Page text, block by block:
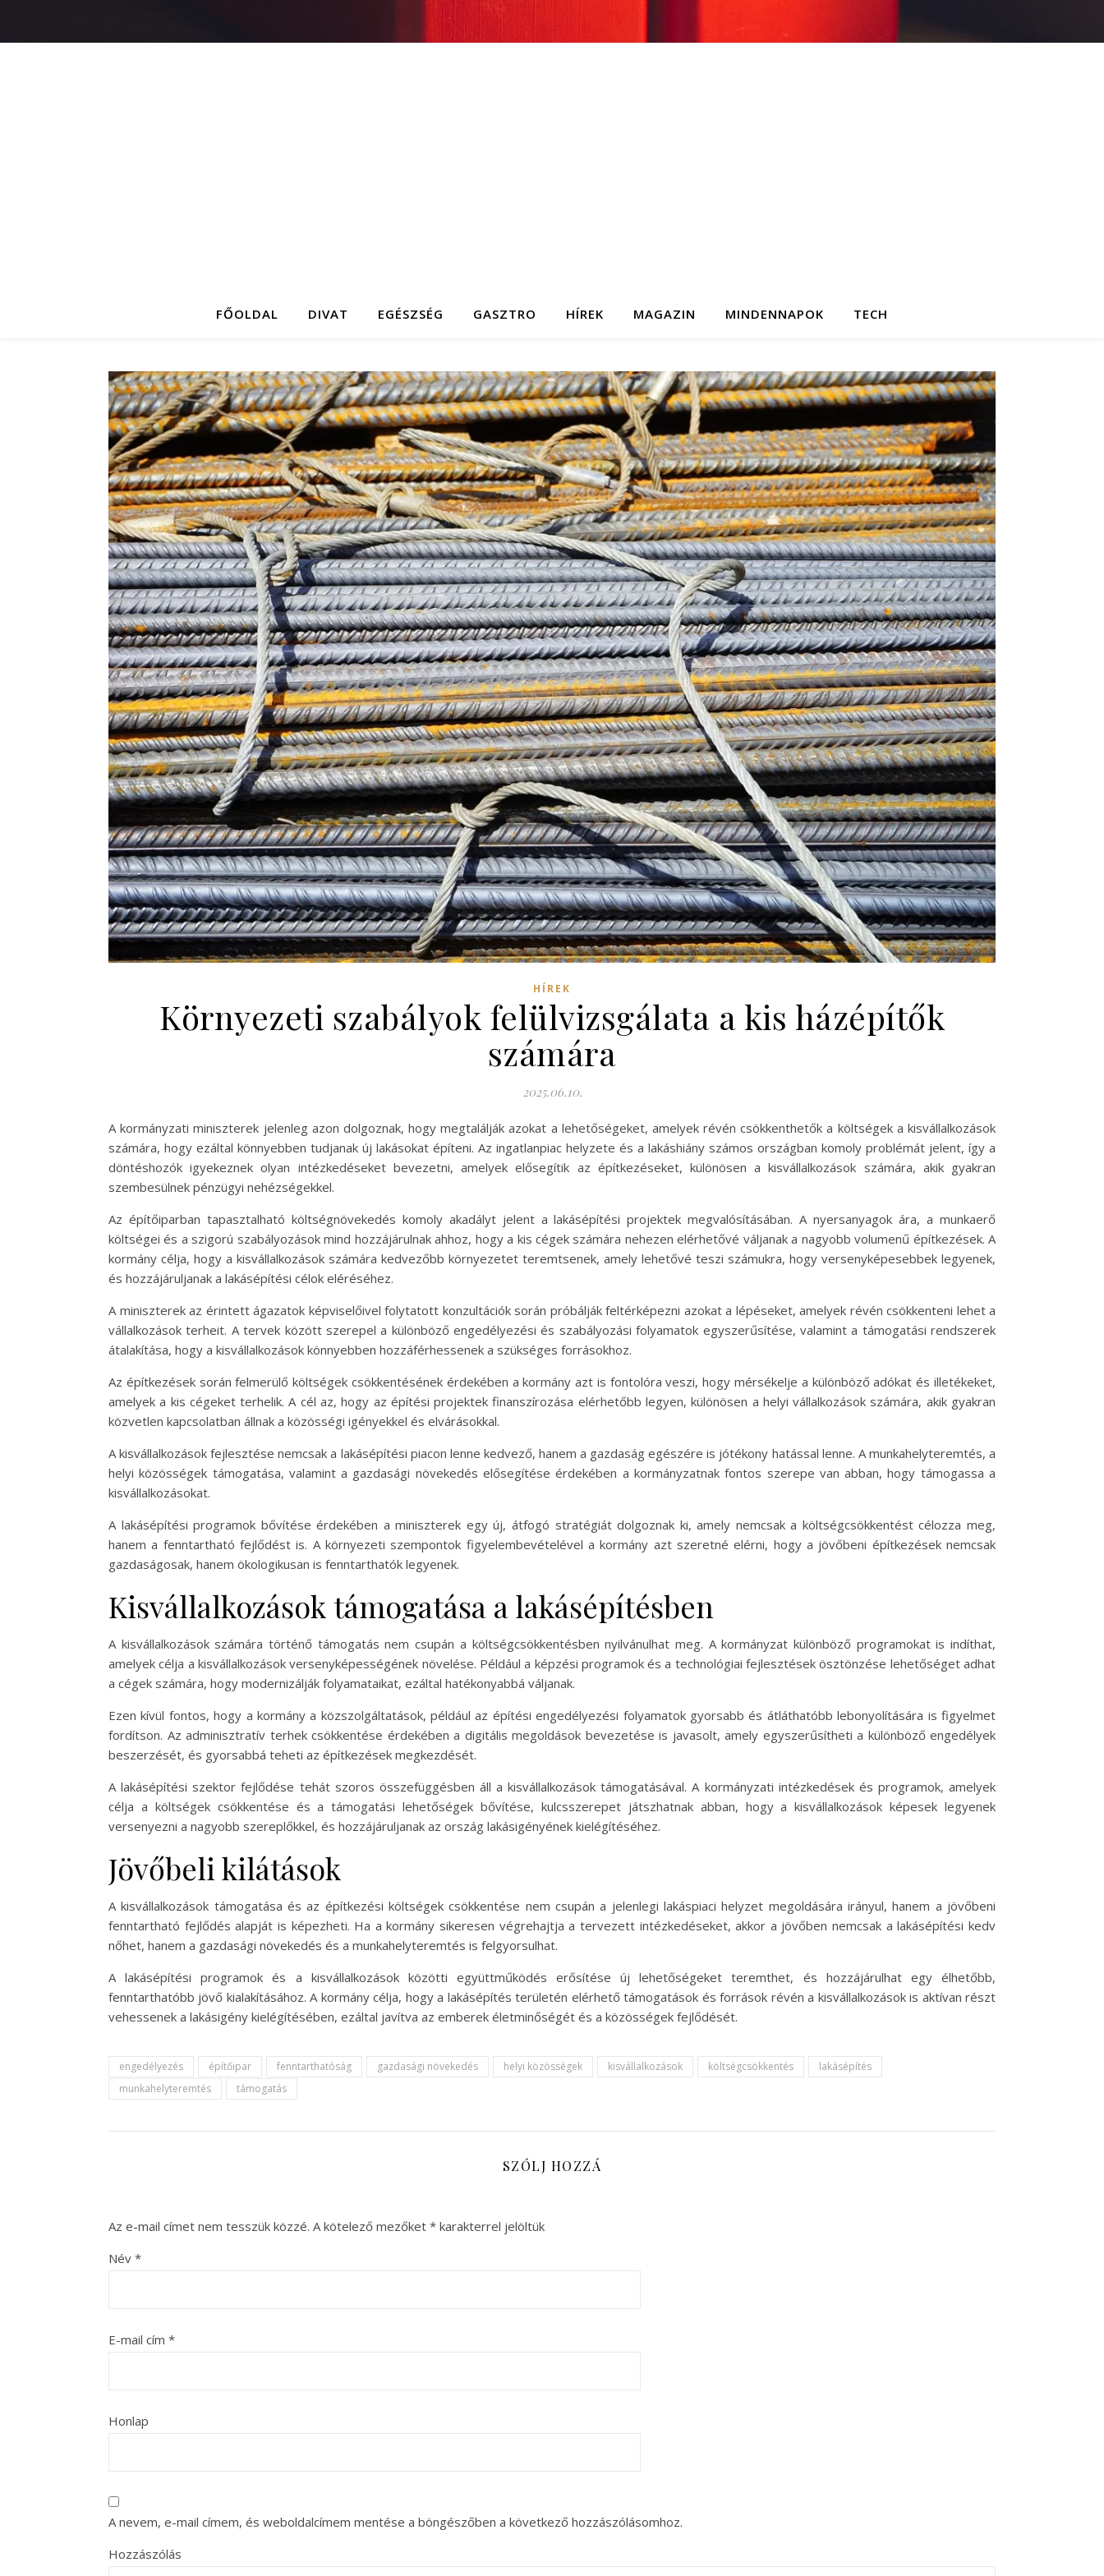
FŐOLDAL DIVAT EGÉSZSÉG GASZTRO HÍREK MAGAZIN MINDENNAPOK TECH
HÍREK
Környezeti szabályok felülvizsgálata a kis házépítők
számára
2025.06.10.
A kormányzati miniszterek jelenleg azon dolgoznak, hogy megtalálják azokat a lehetőségeket, amelyek révén csökkenthetők a költségek a kisvállalkozások
számára, hogy ezáltal könnyebben tudjanak új lakásokat építeni. Az ingatlanpiac helyzete és a lakáshiány számos országban komoly problémát jelent, így a
döntéshozók igyekeznek olyan intézkedéseket bevezetni, amelyek elősegítik az építkezéseket, különösen a kisvállalkozások számára, akik gyakran
szembesülnek pénzügyi nehézségekkel.
Az építőiparban tapasztalható költségnövekedés komoly akadályt jelent a lakásépítési projektek megvalósításában. A nyersanyagok ára, a munkaerő
költségei és a szigorú szabályozások mind hozzájárulnak ahhoz, hogy a kis cégek számára nehezen elérhetővé váljanak a nagyobb volumenű építkezések. A
kormány célja, hogy a kisvállalkozások számára kedvezőbb környezetet teremtsenek, amely lehetővé teszi számukra, hogy versenyképesebbek legyenek,
és hozzájáruljanak a lakásépítési célok eléréséhez.
A miniszterek az érintett ágazatok képviselőivel folytatott konzultációk során próbálják feltérképezni azokat a lépéseket, amelyek révén csökkenteni lehet a
vállalkozások terheit. A tervek között szerepel a különböző engedélyezési és szabályozási folyamatok egyszerűsítése, valamint a támogatási rendszerek
átalakítása, hogy a kisvállalkozások könnyebben hozzáférhessenek a szükséges forrásokhoz.
Az építkezések során felmerülő költségek csökkentésének érdekében a kormány azt is fontolóra veszi, hogy mérsékelje a különböző adókat és illetékeket,
amelyek a kis cégeket terhelik. A cél az, hogy az építési projektek finanszírozása elérhetőbb legyen, különösen a helyi vállalkozások számára, akik gyakran
közvetlen kapcsolatban állnak a közösségi igényekkel és elvárásokkal.
A kisvállalkozások fejlesztése nemcsak a lakásépítési piacon lenne kedvező, hanem a gazdaság egészére is jótékony hatással lenne. A munkahelyteremtés, a
helyi közösségek támogatása, valamint a gazdasági növekedés elősegítése érdekében a kormányzatnak fontos szerepe van abban, hogy támogassa a
kisvállalkozásokat.
A lakásépítési programok bővítése érdekében a miniszterek egy új, átfogó stratégiát dolgoznak ki, amely nemcsak a költségcsökkentést célozza meg,
hanem a fenntartható fejlődést is. A környezeti szempontok figyelembevételével a kormány azt szeretné elérni, hogy a jövőbeni építkezések nemcsak
gazdaságosak, hanem ökologikusan is fenntarthatók legyenek.
Kisvállalkozások támogatása a lakásépítésben
A kisvállalkozások számára történő támogatás nem csupán a költségcsökkentésben nyilvánulhat meg. A kormányzat különböző programokat is indíthat,
amelyek célja a kisvállalkozások versenyképességének növelése. Például a képzési programok és a technológiai fejlesztések ösztönzése lehetőséget adhat
a cégek számára, hogy modernizálják folyamataikat, ezáltal hatékonyabbá váljanak.
Ezen kívül fontos, hogy a kormány a közszolgáltatások, például az építési engedélyezési folyamatok gyorsabb és átláthatóbb lebonyolítására is figyelmet
fordítson. Az adminisztratív terhek csökkentése érdekében a digitális megoldások bevezetése is javasolt, amely egyszerűsítheti a különböző engedélyek
beszerzését, és gyorsabbá teheti az építkezések megkezdését.
A lakásépítési szektor fejlődése tehát szoros összefüggésben áll a kisvállalkozások támogatásával. A kormányzati intézkedések és programok, amelyek
célja a költségek csökkentése és a támogatási lehetőségek bővítése, kulcsszerepet játszhatnak abban, hogy a kisvállalkozások képesek legyenek
versenyezni a nagyobb szereplőkkel, és hozzájáruljanak az ország lakásigényének kielégítéséhez.
Jövőbeli kilátások
A kisvállalkozások támogatása és az építkezési költségek csökkentése nem csupán a jelenlegi lakáspiaci helyzet megoldására irányul, hanem a jövőbeni
fenntartható fejlődés alapját is képezheti. Ha a kormány sikeresen végrehajtja a tervezett intézkedéseket, akkor a jövőben nemcsak a lakásépítési kedv
nőhet, hanem a gazdasági növekedés és a munkahelyteremtés is felgyorsulhat.
A lakásépítési programok és a kisvállalkozások közötti együttműködés erősítése új lehetőségeket teremthet, és hozzájárulhat egy élhetőbb,
fenntarthatóbb jövő kialakításához. A kormány célja, hogy a lakásépítés területén elérhető támogatások és források révén a kisvállalkozások is aktívan részt
vehessenek a lakásigény kielégítésében, ezáltal javítva az emberek életminőségét és a közösségek fejlődését.
engedélyezés építőipar fenntarthatóság gazdasági növekedés helyi közösségek kisvállalkozások költségcsökkentés
lakásépítés
munkahelyteremtés
támogatás
SZÓLJ HOZZÁ
Az e-mail címet nem tesszük közzé. A kötelező mezőket * karakterrel jelöltük
Név *
E-mail cím *
Honlap
A nevem, e-mail címem, és weboldalcímem mentése a böngészőben a következő hozzászólásomhoz.
Hozzászólás